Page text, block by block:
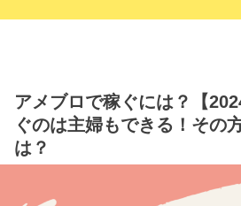
アメブロで稼ぐには？【
ぐのは主婦もできる！その
は？